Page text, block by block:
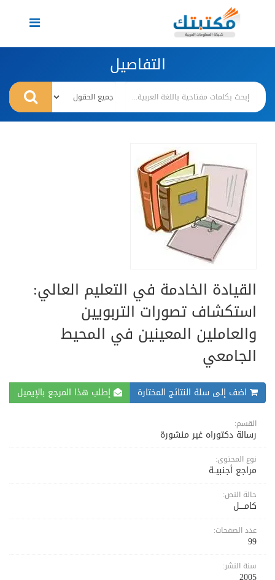
Toggle
navigation
التفاصيل
القيادة الخادمة في التعليم العالي:
استكشاف تصورات التربويين
والعاملين المعينين في المحيط
الجامعي
اضف إلى سلة النتائج المختارة إطلب هذا المرجع بالإيميل
القسم:
رسالة دكتوراه غير منشورة
نوع المحتوى:
مراجع أجنبيــة
حالة النص:
كامــــل
عدد الصفحات:
99
سنة النشر: